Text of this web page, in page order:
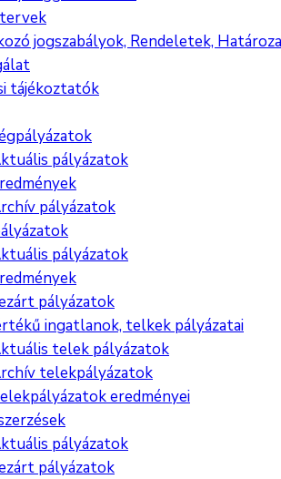
jogszabályok, Rendeletek,
tájékoztatók
pályázatok
pályázatok
pályázatok
pályázatok
ingatlanok, telkek pályázatai
telek pályázatok
telekpályázatok
eredményei
pályázatok
pályázatok